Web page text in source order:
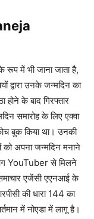
रूप में भी जाना जाता है,
द्वारा उनके जन्मदिन का
के बाद गिरफ्तार
समारोह के लिए एक्वा
बुक किया था। उनकी
को अपना जन्मदिन मनाने
YouTuber से मिलने
एजेंसी एएनआई के
की धारा 144 का
में नोएडा में लागू है।